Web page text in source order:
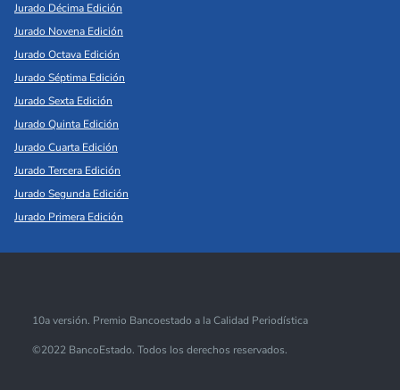
Jurado Décima Edición
Jurado Novena Edición
Jurado Octava Edición
Jurado Séptima Edición
Jurado Sexta Edición
Jurado Quinta Edición
Jurado Cuarta Edición
Jurado Tercera Edición
Jurado Segunda Edición
Jurado Primera Edición
10a versión. Premio Bancoestado a la Calidad Periodística
©2022 BancoEstado. Todos los derechos reservados.